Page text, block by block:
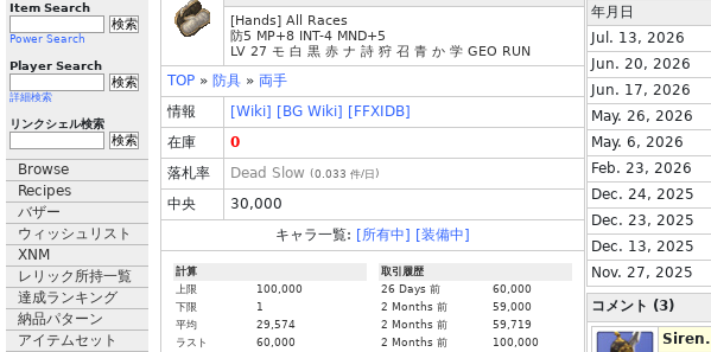
Item Search
Power Search
Player Search
詳細検索
リンクシェル検索
Browse
Recipes
バザー
ウィッシュリスト
XNM
レリック所持一覧
達成ランキング
納品パターン
アイテムセット
[Hands] All Races
防5 MP+8 INT-4 MND+5
LV 27 モ 白 黒 赤 ナ 詩 狩 召 青 か 学 GEO RUN
TOP » 防具 » 両手
情報
[Wiki] [BG Wiki] [FFXIDB]
在庫
0
落札率
Dead Slow (0.033 件/日)
中央
30,000
キャラ一覧: [所有中] [装備中]
計算
上限
100,000
下限
1
平均
29,574
ラスト
60,000
取引履歴
26 Days 前
60,000
2 Months 前
59,000
2 Months 前
59,719
2 Months 前
100,000
年月日
Jul. 13, 2026
Jun. 20, 2026
Jun. 17, 2026
May. 26, 2026
May. 6, 2026
Feb. 23, 2026
Dec. 24, 2025
Dec. 23, 2025
Dec. 13, 2025
Nov. 27, 2025
コメント (3)
Siren.